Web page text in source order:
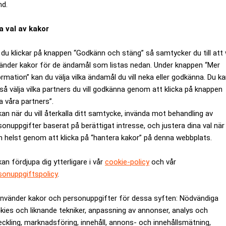
val av kakor
klickar på knappen “Godkänn och stäng” så samtycker du till att
kakor för de ändamål som listas nedan. Under knappen “Mer
kan du välja vilka ändamål du vill neka eller godkänna. Du
välja vilka partners du vill godkänna genom att klicka på knappen
våra partners”.
när du vill återkalla ditt samtycke, invända mot behandling av
baserat på berättigat intresse, och justera dina val när
helst genom att klicka på “hantera kakor” på denna webbplats.
fördjupa dig ytterligare i vår cookie-policyoch vår
.
kakor och personuppgifter för dessa syften: Nödvändiga
och liknande tekniker, anpassning av annonser, analys och
marknadsföring, innehåll, annons- och innehållsmätning,
euro i AI-infrastruktur i Frankrike, inklusive
i regionen Hauts-de-France i norra Frankrike.
växande AI-infrastruktur.
med tidigare perioder av teknisk omvandling. Han
att den långsiktiga utvecklingen ändå fortsätter uppåt.
som drabbades hårt under börskraschen
miljarder på robotar. Realtid
positionerat sig som en av världens största investerare inom AI.